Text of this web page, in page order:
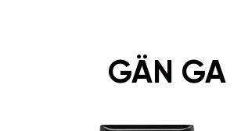
GÄN GA